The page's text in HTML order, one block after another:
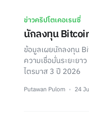
ข่าวคริปโตเคอเรนซี่
นักลงทุน
ข้อมูลเผยนักลงทุน
ความเชื่อมั่นระยะยา
ไตรมาส 3 ปี 2026
Putawan Pulom 24